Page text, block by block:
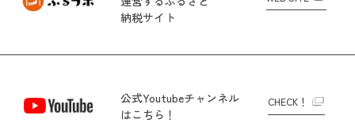
納税サイト
公式Youtubeチャンネル
はこちら！
CHECK！